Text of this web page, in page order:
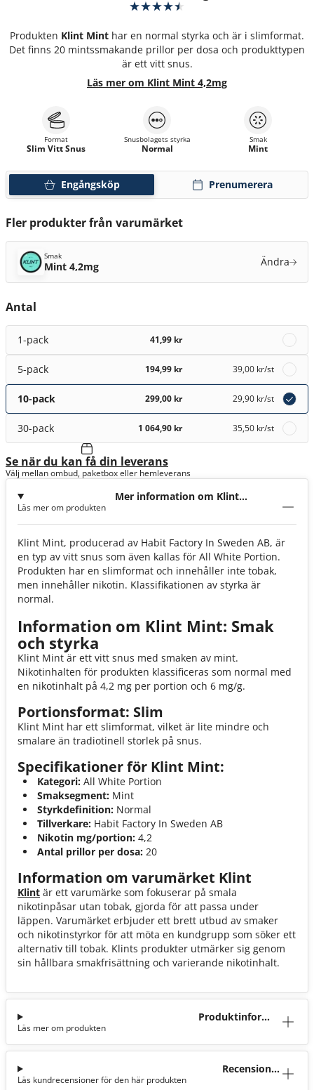
Produkten Klint Mint har en normal styrka och är i slimformat.
Det finns 20 mintssmakande prillor per dosa och produkttypen
är ett vitt snus.
Läs mer om Klint Mint 4,2mg
Engångsköp Prenumerera
Format
Slim Vitt Snus
Snusbolagets styrka
Normal
Smak
Mint
Fler produkter från varumärket
Smak
Mint 4,2mg Ändra
Antal
1-pack 41,99 kr
5-pack 194,99 kr 39,00 kr/st
10-pack 299,00 kr 29,90 kr/st
30-pack 1 064,90 kr 35,50 kr/st
Se när du kan få din leverans
Välj mellan ombud, paketbox eller hemleverans
Mer information om Klint
Läs mer om produkten
Klint Mint, producerad av Habit Factory In Sweden AB, är
en typ av vitt snus som även kallas för All White Portion.
Produkten har en slimformat och innehåller inte tobak,
men innehåller nikotin. Klassifikationen av styrka är
normal.
Information om Klint Mint: Smak
och styrka
Klint Mint är ett vitt snus med smaken av mint.
Nikotinhalten för produkten klassificeras som normal med
en nikotinhalt på 4,2 mg per portion och 6 mg/g.
Portionsformat: Slim
Klint Mint har ett slimformat, vilket är lite mindre och
smalare än tradiotinell storlek på snus.
Specifikationer för Klint Mint:
Kategori: All White Portion
Smaksegment: Mint
Styrkdefinition: Normal
Tillverkare: Habit Factory In Sweden AB
Nikotin mg/portion: 4,2
Antal prillor per dosa: 20
Information om varumärket Klint
Klint är ett varumärke som fokuserar på smala
nikotinpåsar utan tobak, gjorda för att passa under
läppen. Varumärket erbjuder ett brett utbud av smaker
och nikotinstyrkor för att möta en kundgrupp som söker ett
alternativ till tobak. Klints produkter utmärker sig genom
sin hållbara smakfrisättning och varierande nikotinhalt.
Produktinforma
Läs mer om produkten
Recensioner
Läs kundrecensioner för den här produkten